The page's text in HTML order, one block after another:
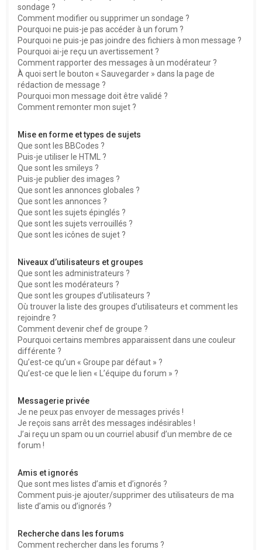
sondage ?
Comment modifier ou supprimer un sondage ?
Pourquoi ne puis-je pas accéder à un forum ?
Pourquoi ne puis-je pas joindre des fichiers à mon message ?
Pourquoi ai-je reçu un avertissement ?
Comment rapporter des messages à un modérateur ?
À quoi sert le bouton « Sauvegarder » dans la page de
rédaction de message ?
Pourquoi mon message doit être validé ?
Comment remonter mon sujet ?
Mise en forme et types de sujets
Que sont les BBCodes ?
Puis-je utiliser le HTML ?
Que sont les smileys ?
Puis-je publier des images ?
Que sont les annonces globales ?
Que sont les annonces ?
Que sont les sujets épinglés ?
Que sont les sujets verrouillés ?
Que sont les icônes de sujet ?
Niveaux d’utilisateurs et groupes
Que sont les administrateurs ?
Que sont les modérateurs ?
Que sont les groupes d’utilisateurs ?
Où trouver la liste des groupes d’utilisateurs et comment les
rejoindre ?
Comment devenir chef de groupe ?
Pourquoi certains membres apparaissent dans une couleur
différente ?
Qu’est-ce qu’un « Groupe par défaut » ?
Qu’est-ce que le lien « L’équipe du forum » ?
Messagerie privée
Je ne peux pas envoyer de messages privés !
Je reçois sans arrêt des messages indésirables !
J’ai reçu un spam ou un courriel abusif d’un membre de ce
forum !
Amis et ignorés
Que sont mes listes d’amis et d’ignorés ?
Comment puis-je ajouter/supprimer des utilisateurs de ma
liste d’amis ou d’ignorés ?
Recherche dans les forums
Comment rechercher dans les forums ?